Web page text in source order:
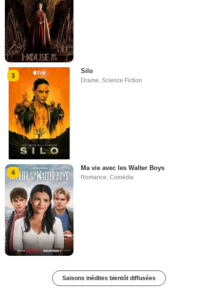
3
Silo
Drame,Science Fiction
4
Ma vie avec les Walter Boys
Romance ,Comédie
Saisons inédites bientôt diffusées